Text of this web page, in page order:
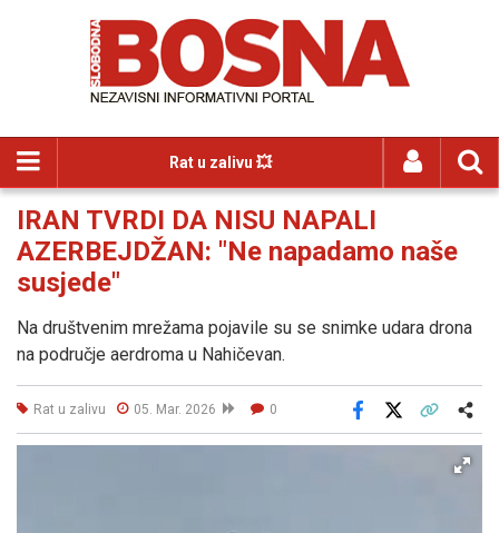
Rat u zalivu 💥
IRAN TVRDI DA NISU NAPALI
AZERBEJDŽAN: "Ne napadamo naše
susjede"
Na društvenim mrežama pojavile su se snimke udara drona
na područje aerdroma u Nahičevan.
Rat u zalivu 05. Mar. 2026 0
Facebook